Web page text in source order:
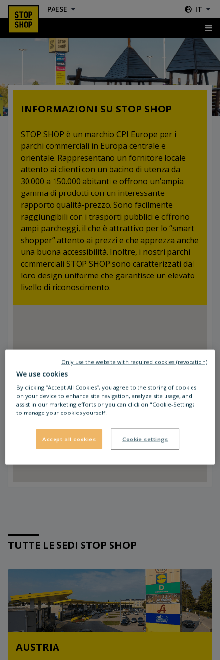
PAESE IT
Informazioni su STOP SHOP
INFORMAZIONI SU STOP SHOP
STOP SHOP è un marchio CPI Europe per i
parchi commerciali in Europa centrale e
orientale. Rappresentano un fornitore locale
attento ai clienti con un bacino di utenza da
30.000 a 150.000 abitanti e offrono un’ampia
gamma di prodotti con un interessante
rapporto qualità-prezzo. Sono facilmente
raggiungibili con i trasporti pubblici e offrono
ampi parcheggi, il che è attrattivo per lo “smart
shopper” attento ai prezzi e che apprezza anche
una buona accessibilità. Inoltre, i nostri parchi
commerciali STOP SHOP sono caratterizzati dal
loro design uniforme che garantisce un elevato
livello di riconoscimento.
116
TUTTE LE SEDI STOP SHOP
AUSTRIA
We use cookies
By clicking “Accept All Cookies”, you agree to the storing of cookies
on your device to enhance site navigation, analyze site usage, and
assist in our marketing efforts or you can click on "Cookie-Settings"
to manage your cookies yourself.
Accept all cookies Cookie settings
Only use the website with required cookies (revocation)